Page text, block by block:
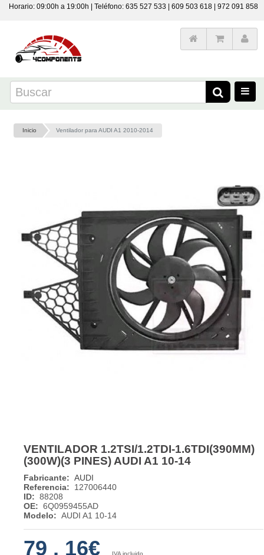
Horario: 09:00h a 19:00h | Teléfono: 635 527 533 | 609 503 618 | 972 091 858
Inicio Ventilador para AUDI A1 2010-2014
VENTILADOR 1.2TSI/1.2TDI-1.6TDI(390MM)
(300W)(3 PINES) AUDI A1 10-14
Fabricante: AUDI
Referencia:
127006440
ID: 88208
OE: 6Q0959455AD
Modelo: AUDI A1 10-14
79 , 16€ IVA incluido